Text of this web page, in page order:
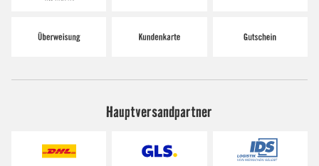
Hauptversandpartner